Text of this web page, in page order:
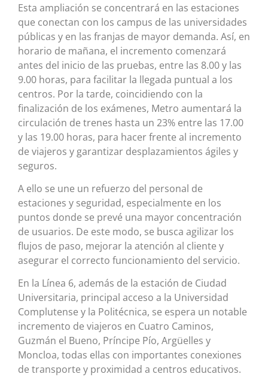
Esta ampliación se concentrará en las estaciones
que conectan con los campus de las universidades
públicas y en las franjas de mayor demanda. Así, en
horario de mañana, el incremento comenzará
antes del inicio de las pruebas, entre las 8.00 y las
9.00 horas, para facilitar la llegada puntual a los
centros. Por la tarde, coincidiendo con la
finalización de los exámenes, Metro aumentará la
circulación de trenes hasta un 23% entre las 17.00
y las 19.00 horas, para hacer frente al incremento
de viajeros y garantizar desplazamientos ágiles y
seguros.
A ello se une un refuerzo del personal de
estaciones y seguridad, especialmente en los
puntos donde se prevé una mayor concentración
de usuarios. De este modo, se busca agilizar los
flujos de paso, mejorar la atención al cliente y
asegurar el correcto funcionamiento del servicio.
En la Línea 6, además de la estación de Ciudad
Universitaria, principal acceso a la Universidad
Complutense y la Politécnica, se espera un notable
incremento de viajeros en Cuatro Caminos,
Guzmán el Bueno, Príncipe Pío, Argüelles y
Moncloa, todas ellas con importantes conexiones
de transporte y proximidad a centros educativos.